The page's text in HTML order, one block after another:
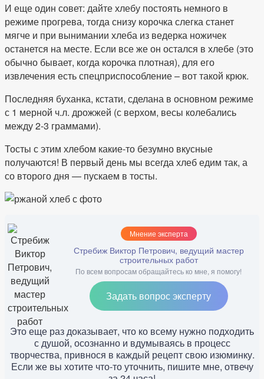
И еще один совет: дайте хлебу постоять немного в
режиме прогрева, тогда снизу корочка слегка станет
мягче и при вынимании хлеба из ведерка ножичек
останется на месте. Если все же он остался в хлебе (это
обычно бывает, когда корочка плотная), для его
извлечения есть спецприспособление – вот такой крюк.
Последняя буханка, кстати, сделана в основном режиме
с 1 мерной ч.л. дрожжей (с верхом, весы колебались
между 2-3 граммами).
Тосты с этим хлебом какие-то безумно вкусные
получаются! В первый день мы всегда хлеб едим так, а
со второго дня — пускаем в тосты.
Мнение эксперта
Стребиж Виктор Петрович, ведущий мастер
строительных работ
По всем вопросам обращайтесь ко мне, я помогу!
Задать вопрос эксперту
Это еще раз доказывает, что ко всему нужно подходить
с душой, осознанно и вдумываясь в процесс
творчества, привнося в каждый рецепт свою изюминку.
Если же вы хотите что-то уточнить, пишите мне, отвечу